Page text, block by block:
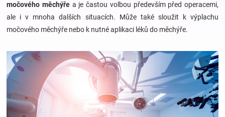
kojenecká
výbava
Hračky
zábava
močového měchýřea je častou volbou především před operacemi,
ale i v mnoha dalších situacích. Může také sloužit k výplachu
močového měchýře nebo k nutné aplikaci léků do měchýře.